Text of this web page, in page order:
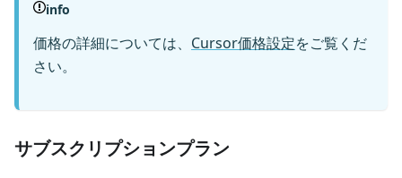
info
価格の詳細については、 Cursor価格設定をご覧くだ
さい。
サブスクリプションプラン